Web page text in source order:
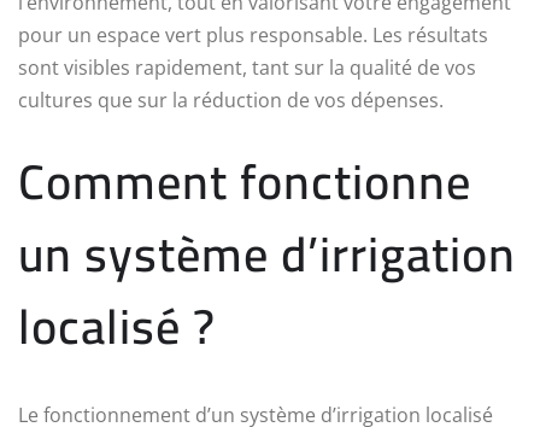
pour un espace vert plus responsable. Les résultats
sont visibles rapidement, tant sur la qualité de vos
cultures que sur la réduction de vos dépenses.
Comment fonctionne
un système d’irrigation
localisé ?
Le fonctionnement d’un système d’irrigation localisé